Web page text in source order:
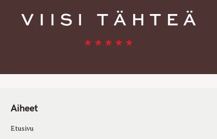
Aiheet
Etusivu